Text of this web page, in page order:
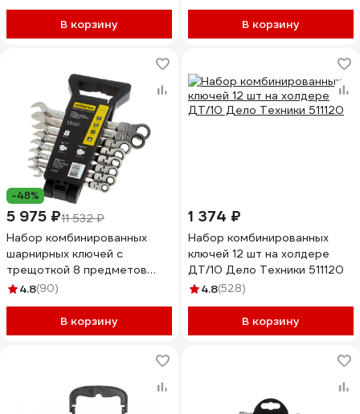
В корзину В корзину
-48%
5 975 ₽11 532 ₽
Набор комбинированных
шарнирных ключей с
трещоткой 8 предметов
Inforce, Сталь Cr-V, 8-19мм,
4.8(90)
В корзину
1 374 ₽
Набор комбинированных
ключей 12 шт на холдере
ДТ/10 Дело Техники 511120
4.8(528)
В корзину